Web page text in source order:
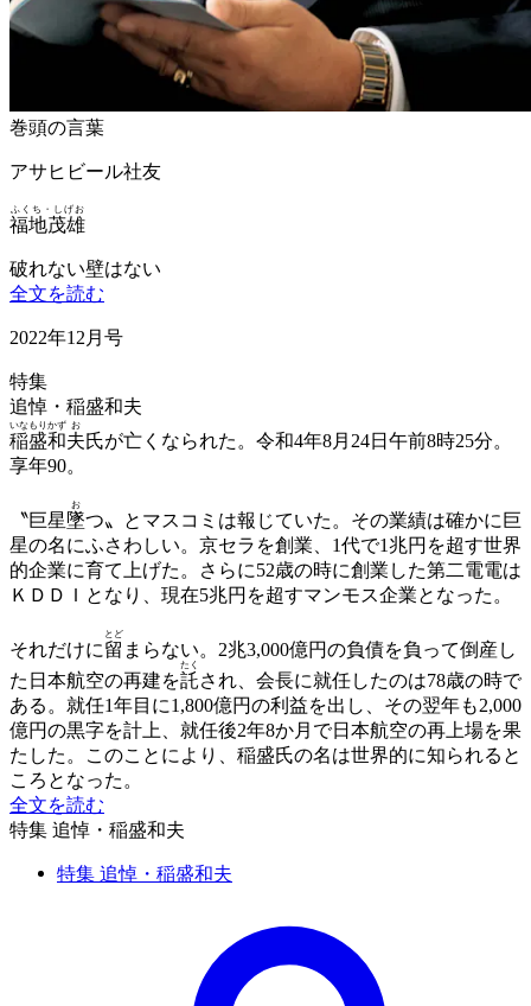
巻頭の言葉
アサヒビール社友
福地茂雄
ふくち・しげお
破れない壁はない
全文を読む
2022年12月号
特集
追悼・稲盛和夫
稲
いな
盛
もり
和
かず
夫
お
氏が亡くなられた。令和4年8月24日午前8時25分。
享年90。
〝巨星墜
お
つ〟とマスコミは報じていた。その業績は確かに巨
星の名にふさわしい。京セラを創業、1代で1兆円を超す世界
的企業に育て上げた。さらに52歳の時に創業した第二電電は
ＫＤＤＩとなり、現在5兆円を超すマンモス企業となった。
それだけに留
とど
まらない。2兆3,000億円の負債を負って倒産し
た日本航空の再建を託
たく
され、会長に就任したのは78歳の時で
ある。就任1年目に1,800億円の利益を出し、その翌年も2,000
億円の黒字を計上、就任後2年8か月で日本航空の再上場を果
たした。このことにより、稲盛氏の名は世界的に知られると
ころとなった。
全文を読む
特集 追悼・稲盛和夫
特集 追悼・稲盛和夫